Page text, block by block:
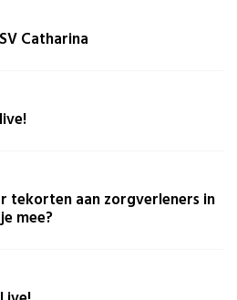
Catharina
tekorten aan zorgverleners in
mee?